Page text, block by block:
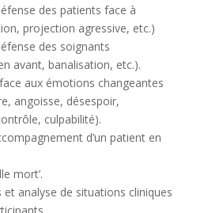
des patients face à
projection agressive, etc.)
des soignants
avant, banalisation, etc.).
aux émotions changeantes
angoisse, désespoir,
culpabilité).
d’un patient en
mort’.
et analyse de situations cliniques